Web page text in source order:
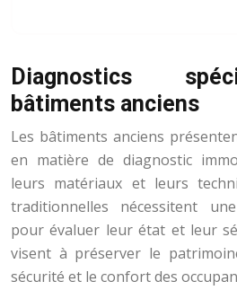
Diagnostics
bâtiments anciens
Les bâtiments anciens
en matière de diagnostic
leurs matériaux et leurs
traditionnelles nécessitent
pour évaluer leur état et leur
visent à préserver le
sécurité et le confort des